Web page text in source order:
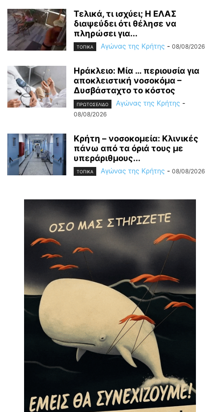
Τελικά, τι ισχύει; Η ΕΛΑΣ
διαψεύδει ότι θέλησε να
πληρώσει για...
ΤΟΠΙΚΑ Αγώνας της Κρήτης - 08/08/2026
Ηράκλειο: Μία … περιουσία για
αποκλειστική νοσοκόμα –
Δυσβάσταχτο το κόστος
ΠΡΩΤΟΣΕΛΙΔΟ Αγώνας της Κρήτης -
08/08/2026
Κρήτη – νοσοκομεία: Κλινικές
πάνω από τα όριά τους με
υπεράριθμους...
ΤΟΠΙΚΑ Αγώνας της Κρήτης - 08/08/2026